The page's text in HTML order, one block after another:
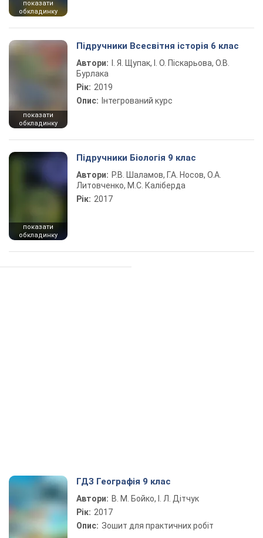
показати
обкладинку
показати
обкладинку
Підручники Всесвітня історія 6 клас
Автори:
І. Я. Щупак, І. О. Піскарьова, О.В.
Бурлака
Рік: 2019
Опис: Інтегрований курс
показати
обкладинку
Підручники Біологія 9 клас
Автори: Р.В. Шаламов, Г.А. Носов, О.А.
Литовченко, М.С. Каліберда
Рік: 2017
ГДЗ Географія 9 клас
Автори: В. М. Бойко, І. Л. Дітчук
Рік: 2017
Опис: Зошит для практичних робіт